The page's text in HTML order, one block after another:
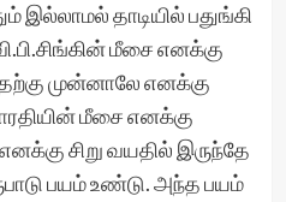
இல்லாமல் தாடியில் பதுங்கி
மீசை எனக்கு
முன்னாலே எனக்கு
மீசை எனக்கு
சிறு வயதில் இருந்தே
பயம் உண்டு. அந்த பயம்